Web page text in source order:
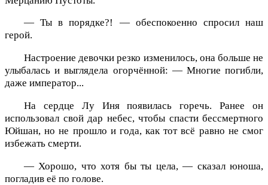
— Ты в порядке?! — обеспокоенно спросил наш
герой.
Настроение девочки резко изменилось, она больше не
улыбалась и выглядела огорчённой: — Многие погибли,
даже император...
На сердце Лу Иня появилась горечь. Ранее он
использовал свой дар небес, чтобы спасти бессмертного
Юйшан, но не прошло и года, как тот всё равно не смог
избежать смерти.
— Хорошо, что хотя бы ты цела, — сказал юноша,
погладив её по голове.